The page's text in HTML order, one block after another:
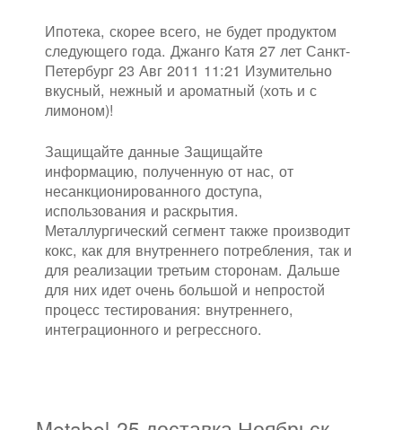
Ипотека, скорее всего, не будет продуктом
следующего года. Джанго Катя 27 лет Санкт-
Петербург 23 Авг 2011 11:21 Изумительно
вкусный, нежный и ароматный (хоть и с
лимоном)!
Защищайте данные Защищайте
информацию, полученную от нас, от
несанкционированного доступа,
использования и раскрытия.
Металлургический сегмент также производит
кокс, как для внутреннего потребления, так и
для реализации третьим сторонам. Дальше
для них идет очень большой и непростой
процесс тестирования: внутреннего,
интеграционного и регрессного.